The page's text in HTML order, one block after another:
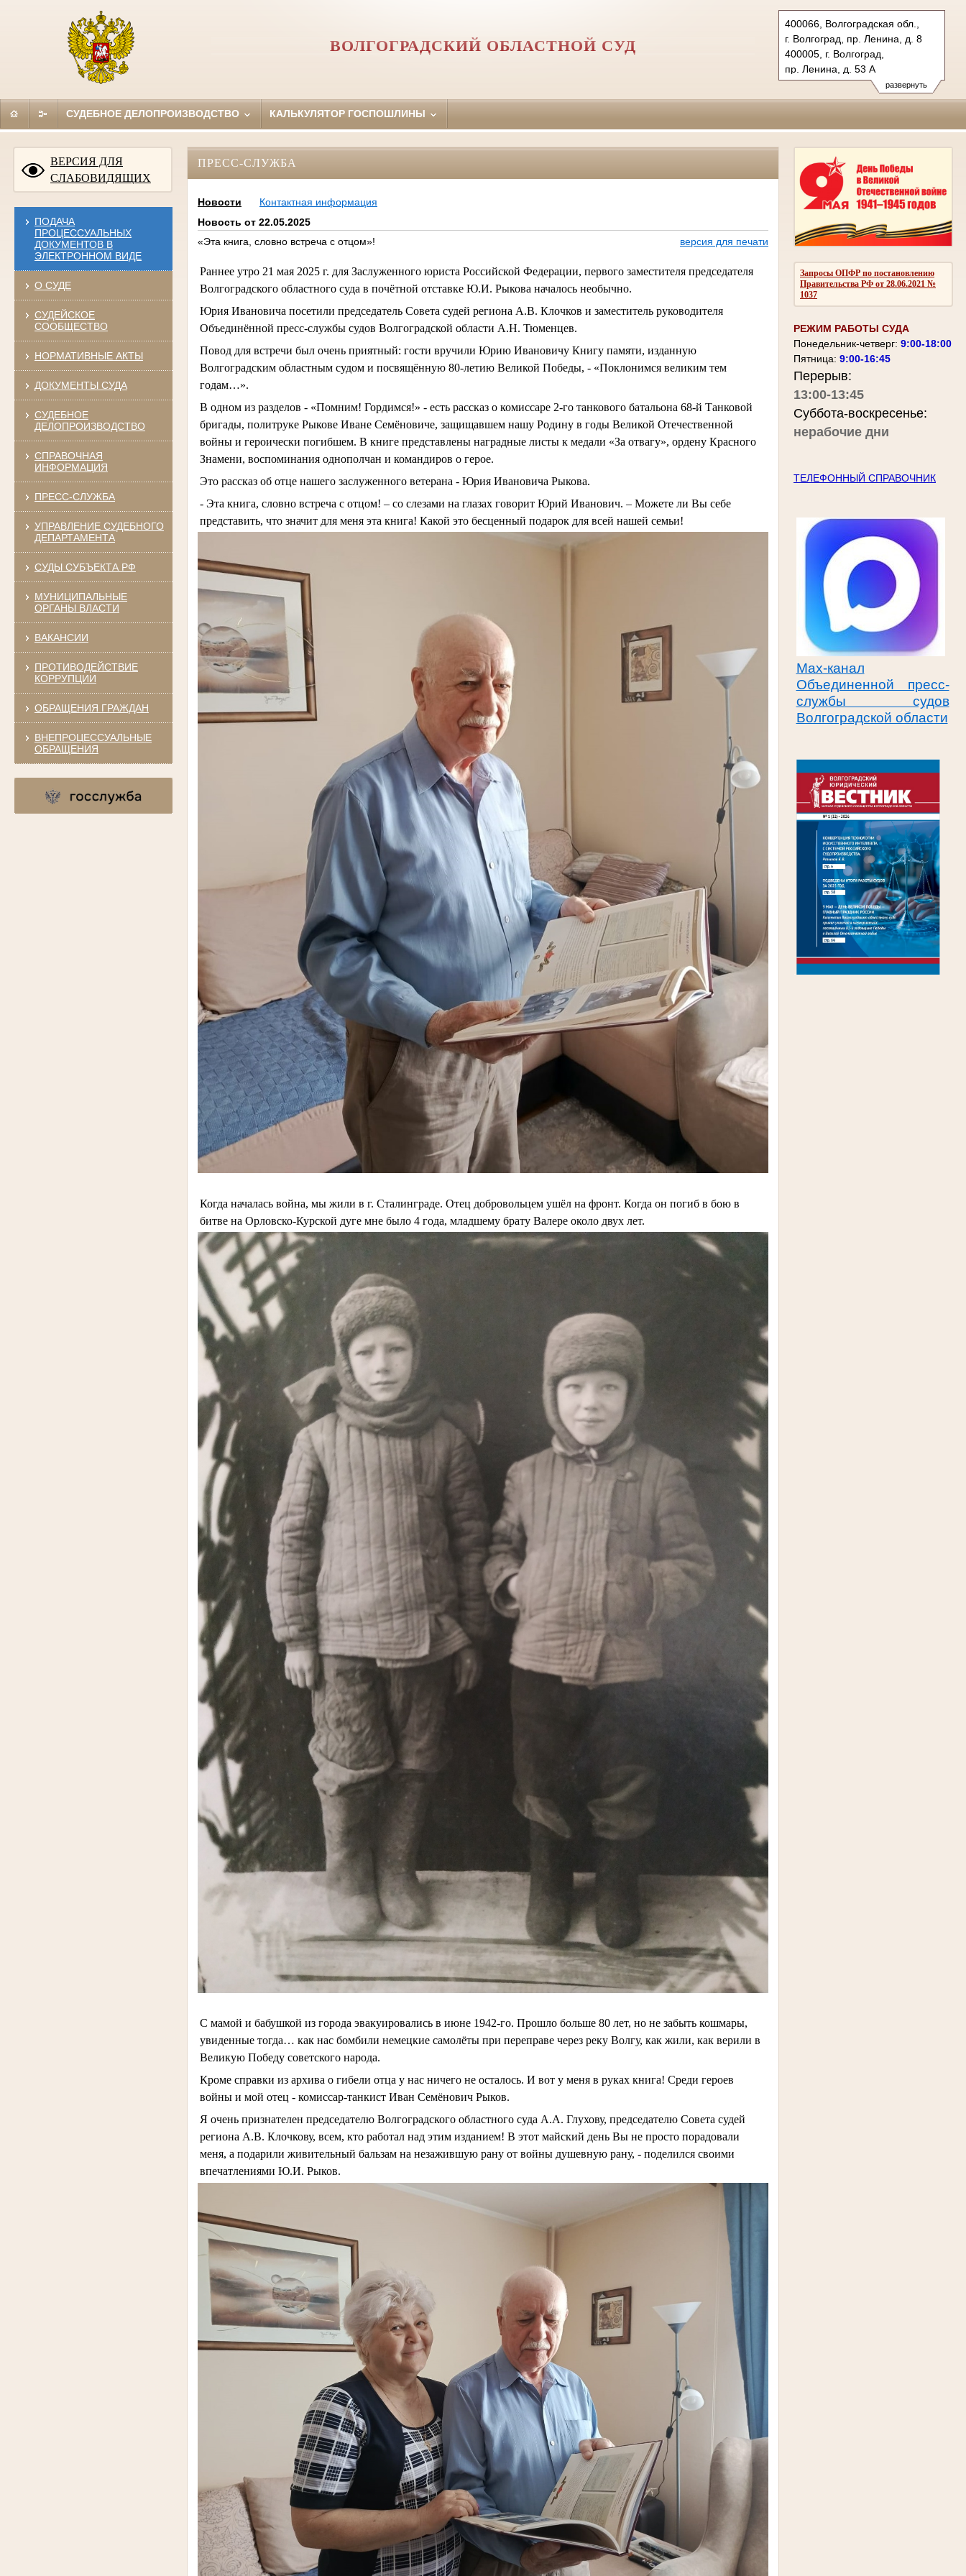
развернуть
400066, Волгоградская обл.,
г. Волгоград, пр. Ленина, д. 8
400005, г. Волгоград,
пр. Ленина, д. 53 А
Тел.: (8442) 38-21-98, 23-87-44
oblsud.vol@sudrf.ru
ВОЛГОГРАДСКИЙ ОБЛАСТНОЙ СУД
СУДЕБНОЕ ДЕЛОПРОИЗВОДСТВО КАЛЬКУЛЯТОР ГОСПОШЛИНЫ
ВЕРСИЯ ДЛЯ
СЛАБОВИДЯЩИХ
ПОДАЧА
ПРОЦЕССУАЛЬНЫХ
ДОКУМЕНТОВ В
ЭЛЕКТРОННОМ ВИДЕ
О СУДЕ
СУДЕЙСКОЕ
СООБЩЕСТВО
НОРМАТИВНЫЕ АКТЫ
ДОКУМЕНТЫ СУДА
СУДЕБНОЕ
ДЕЛОПРОИЗВОДСТВО
СПРАВОЧНАЯ
ИНФОРМАЦИЯ
ПРЕСС-СЛУЖБА
УПРАВЛЕНИЕ СУДЕБНОГО
ДЕПАРТАМЕНТА
СУДЫ СУБЪЕКТА РФ
МУНИЦИПАЛЬНЫЕ
ОРГАНЫ ВЛАСТИ
ВАКАНСИИ
ПРОТИВОДЕЙСТВИЕ
КОРРУПЦИИ
ОБРАЩЕНИЯ ГРАЖДАН
ВНЕПРОЦЕССУАЛЬНЫЕ
ОБРАЩЕНИЯ
Запросы ОПФР по постановлению
Правительства РФ от 28.06.2021 №
1037
РЕЖИМ РАБОТЫ СУДА
Понедельник-четверг: 9:00-18:00
Пятница: 9:00-16:45
Перерыв:
13:00-13:45
Суббота-воскресенье:
нерабочие дни
ТЕЛЕФОННЫЙ СПРАВОЧНИК
Max-канал
Объединенной пресс-
службы судов
Волгоградской области
ПРЕСС-СЛУЖБА
Новости
Контактная информация
Новость от 22.05.2025
«Эта книга, словно встреча с отцом»!
версия для печати
Раннее утро 21 мая 2025 г. для Заслуженного юриста Российской Федерации, первого заместителя председателя
Волгоградского областного суда в почётной отставке Ю.И. Рыкова началось необычно.
Юрия Ивановича посетили председатель Совета судей региона А.В. Клочков и заместитель руководителя
Объединённой пресс-службы судов Волгоградской области А.Н. Тюменцев.
Повод для встречи был очень приятный: гости вручили Юрию Ивановичу Книгу памяти, изданную
Волгоградским областным судом и посвящённую 80-летию Великой Победы, - «Поклонимся великим тем
годам…».
В одном из разделов - «Помним! Гордимся!» - есть рассказ о комиссаре 2-го танкового батальона 68-й Танковой
бригады, политруке Рыкове Иване Семёновиче, защищавшем нашу Родину в годы Великой Отечественной
войны и героически погибшем. В книге представлены наградные листы к медали «За отвагу», ордену Красного
Знамени, воспоминания однополчан и командиров о герое.
Это рассказ об отце нашего заслуженного ветерана - Юрия Ивановича Рыкова.
- Эта книга, словно встреча с отцом! – со слезами на глазах говорит Юрий Иванович. – Можете ли Вы себе
представить, что значит для меня эта книга! Какой это бесценный подарок для всей нашей семьи!
Когда началась война, мы жили в г. Сталинграде. Отец добровольцем ушёл на фронт. Когда он погиб в бою в
битве на Орловско-Курской дуге мне было 4 года, младшему брату Валере около двух лет.
С мамой и бабушкой из города эвакуировались в июне 1942-го. Прошло больше 80 лет, но не забыть кошмары,
увиденные тогда… как нас бомбили немецкие самолёты при переправе через реку Волгу, как жили, как верили в
Великую Победу советского народа.
Кроме справки из архива о гибели отца у нас ничего не осталось. И вот у меня в руках книга! Среди героев
войны и мой отец - комиссар-танкист Иван Семёнович Рыков.
Я очень признателен председателю Волгоградского областного суда А.А. Глухову, председателю Совета судей
региона А.В. Клочкову, всем, кто работал над этим изданием! В этот майский день Вы не просто порадовали
меня, а подарили живительный бальзам на незажившую рану от войны душевную рану, - поделился своими
впечатлениями Ю.И. Рыков.